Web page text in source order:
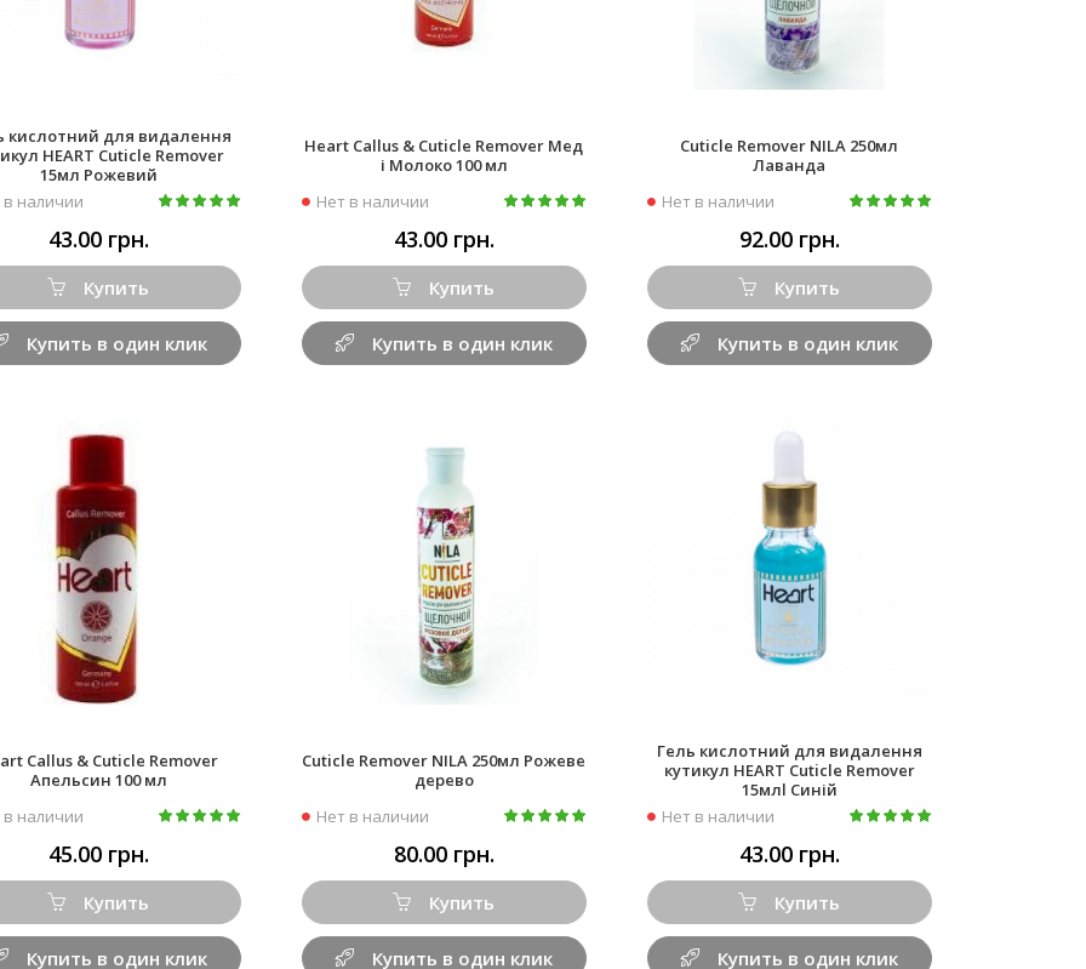
кислотний для видалення
HEART Cuticle Remover
15мл Рожевий
в наличии
43.00 грн.
Купить
Купить в один клик
Heart Callus & Cuticle Remover Мед
і Молоко 100 мл
Нет в наличии
43.00 грн.
Купить
Купить в один клик
Cuticle Remover NILA 250мл
Лаванда
Нет в наличии
92.00 грн.
Купить
Купить в один клик
Callus & Cuticle Remover
Апельсин 100 мл
в наличии
45.00 грн.
Купить
Купить в один клик
Cuticle Remover NILA 250мл Рожеве
дерево
Нет в наличии
80.00 грн.
Купить
Купить в один клик
Гель кислотний для видалення
кутикул HEART Cuticle Remover
15млl Синій
Нет в наличии
43.00 грн.
Купить
Купить в один клик